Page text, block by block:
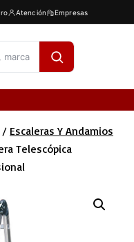
Atención Empresas
/ Escaleras Y Andamios
Telescópica